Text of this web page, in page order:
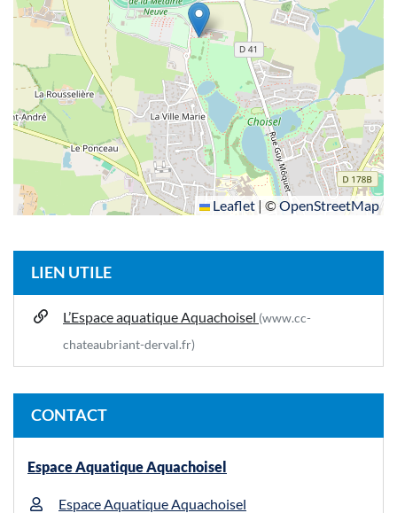
Leaflet | ©OpenStreetMap
LIEN UTILE
L’Espace aquatique Aquachoisel (www.cc-
chateaubriant-derval.fr)
CONTACT
Espace Aquatique Aquachoisel
Espace Aquatique Aquachoisel